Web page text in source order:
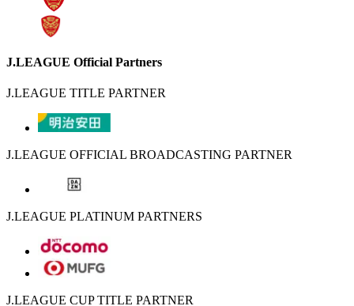
J.LEAGUE Official Partners
J.LEAGUE TITLE PARTNER
J.LEAGUE OFFICIAL BROADCASTING PARTNER
J.LEAGUE PLATINUM PARTNERS
J.LEAGUE CUP TITLE PARTNER